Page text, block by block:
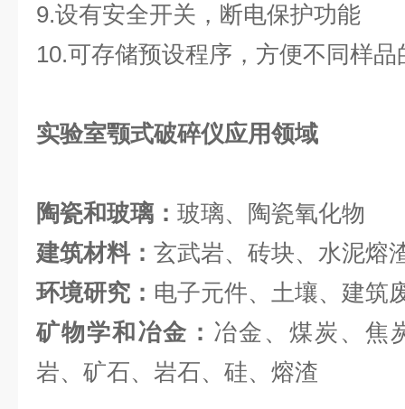
9.设有安全开关，断电保护功能
10.可存储预设程序，方便不同样
实验室颚式破碎仪应用领域
陶瓷和玻璃： 玻璃、陶瓷氧化物
建筑材料： 玄武岩、砖块、水泥熔
环境研究： 电子元件、土壤、建筑
矿物学和冶金： 冶金、煤炭、焦
岩、矿石、岩石、硅、熔渣